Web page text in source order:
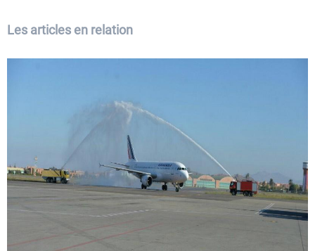
Les articles en relation